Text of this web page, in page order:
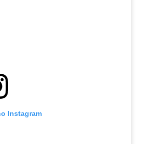
Instagram